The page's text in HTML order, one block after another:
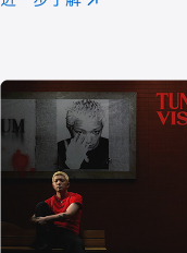
口
中
打
开)